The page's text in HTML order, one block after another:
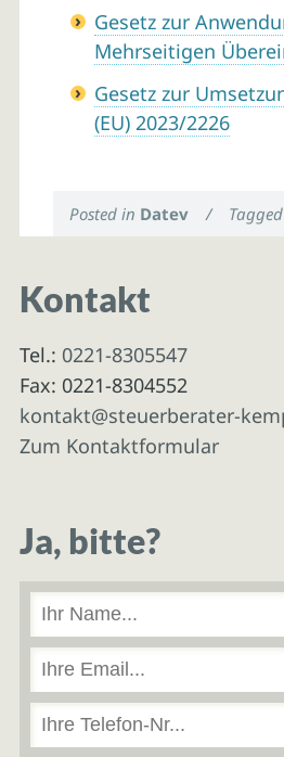
Gesetz zur
Mehrseitigen
Gesetz zur
(EU) 2023/2226
Posted in Datev /
Kontakt
Tel.: 0221-8305547
Fax: 0221-8304552
kontakt@steuerberater-
Zum Kontaktformular
Ja, bitte?